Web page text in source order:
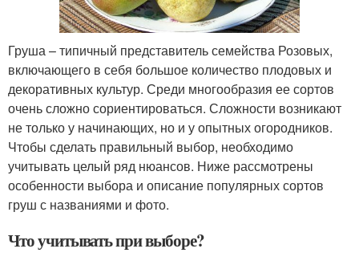
Груша – типичный представитель семейства Розовых,
включающего в себя большое количество плодовых и
декоративных культур. Среди многообразия ее сортов
очень сложно сориентироваться. Сложности возникают
не только у начинающих, но и у опытных огородников.
Чтобы сделать правильный выбор, необходимо
учитывать целый ряд нюансов. Ниже рассмотрены
особенности выбора и описание популярных сортов
груш с названиями и фото.
Что учитывать при выборе?